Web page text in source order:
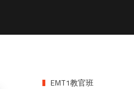
EMT1教官班